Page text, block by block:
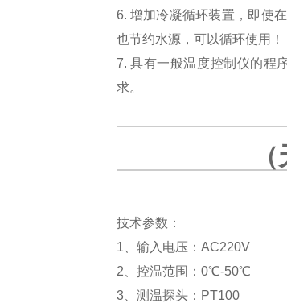
6. 增加冷凝循环装置，即使
也节约水源，可以循环使用！
7. 具有一般温度控制仪的程
求。
（
技术参数：
1、输入电压：AC220V
2、控温范围：0℃-50℃
3、测温探头：PT100